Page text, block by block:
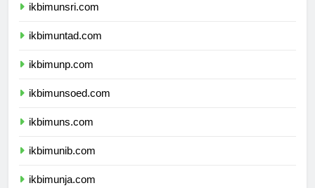
ikbimunsri.com
ikbimuntad.com
ikbimunp.com
ikbimunsoed.com
ikbimuns.com
ikbimunib.com
ikbimunja.com